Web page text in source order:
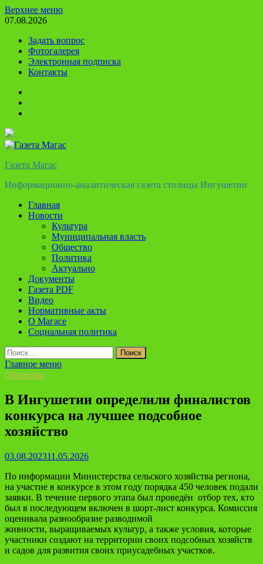
Перейти
к
Верхнее меню
07.08.2026
Задать вопрос
Фотогалерея
Электронная подписка
Контакты
Газета Магас
Информационно-аналитическая газета столицы Ингушетии
Главная
Новости
Культура
Муниципальная власть
Общество
Политика
Актуально
Документы
Газета PDF
Видео
Нормативные акты
О Магасе
Социальная политика
Найти:
Главное меню
Общество
В Ингушетии определили финалистов
конкурса на лучшее подсобное
хозяйство
03.08.202311.05.2026
По информации Министерства сельского хозяйства региона,
на участие в конкурсе в этом году порядка 450 человек подали
заявки. В течение первого этапа был проведён отбор тех, кто
был в последующем включен в шорт-лист конкурса. Комиссия
оценивала разнообразие разводимой
живности, выращиваемых культур, а также условия, которые
участники создают на территории своих подсобных хозяйств
и садов для развития своих приусадебных участков.